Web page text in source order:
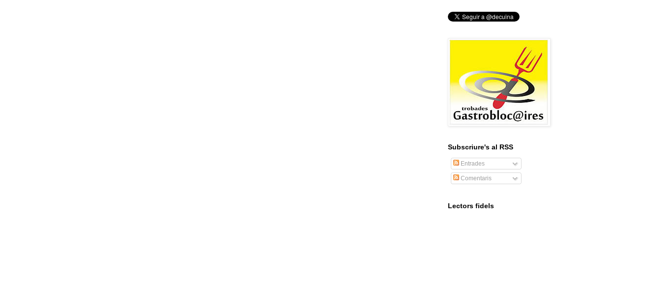
Subscriure's al RSS
Entrades
Comentaris
Lectors fidels